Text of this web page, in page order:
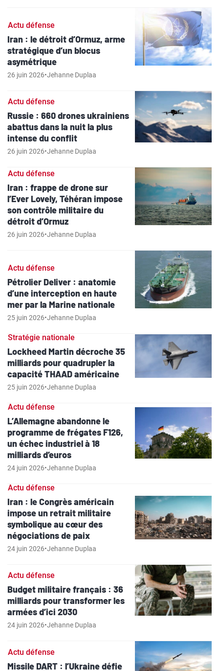
Actu défense
Iran : le détroit d’Ormuz, arme
stratégique d’un blocus
asymétrique
26 juin 2026•Jehanne Duplaa
Actu défense
Russie : 660 drones ukrainiens
abattus dans la nuit la plus
intense du conflit
26 juin 2026•Jehanne Duplaa
Actu défense
Iran : frappe de drone sur
l’Ever Lovely, Téhéran impose
son contrôle militaire du
détroit d’Ormuz
26 juin 2026•Jehanne Duplaa
Actu défense
Pétrolier Deliver : anatomie
d’une interception en haute
mer par la Marine nationale
25 juin 2026•Jehanne Duplaa
Stratégie nationale
Lockheed Martin décroche 35
milliards pour quadrupler la
capacité THAAD américaine
25 juin 2026•Jehanne Duplaa
Actu défense
L’Allemagne abandonne le
programme de frégates F126,
un échec industriel à 18
milliards d’euros
24 juin 2026•Jehanne Duplaa
Actu défense
Iran : le Congrès américain
impose un retrait militaire
symbolique au cœur des
négociations de paix
24 juin 2026•Jehanne Duplaa
Actu défense
Budget militaire français : 36
milliards pour transformer les
armées d’ici 2030
24 juin 2026•Jehanne Duplaa
Actu défense
Missile DART : l’Ukraine défie